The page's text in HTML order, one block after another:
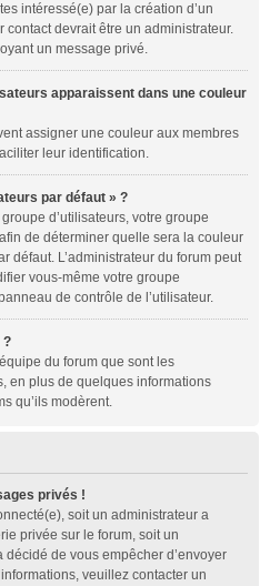
intéressé(e) par la création d’un
contact devrait être un administrateur.
un message privé.
apparaissent dans une couleur
assigner une couleur aux membres
leur identification.
par défaut » ?
d’utilisateurs, votre groupe
de déterminer quelle sera la couleur
défaut. L’administrateur du forum peut
vous-même votre groupe
de contrôle de l’utilisateur.
?
du forum que sont les
en plus de quelques informations
qu’ils modèrent.
privés !
soit un administrateur a
privée sur le forum, soit un
de vous empêcher d’envoyer
veuillez contacter un